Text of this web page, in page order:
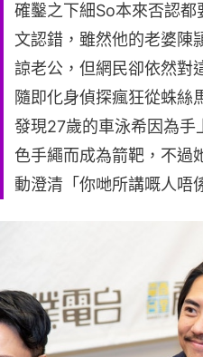
確鑿之下細So本來否認
文認錯，雖然他的老婆陳
諒老公，但網民卻依然對
隨即化身偵探瘋狂從蛛絲
發現27歲的車泳希因為手
色手繩而成為箭靶，不
動澄清「你哋所講嘅人唔